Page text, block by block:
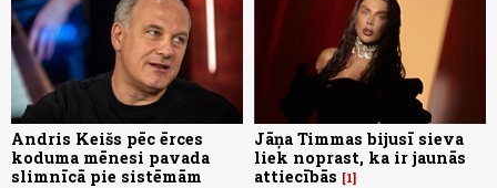
Andris Keišs pēc ērces
koduma mēnesi pavada
slimnīcā pie sistēmām
Jāņa Timmas bijusī sieva
liek noprast, ka ir jaunās
attiecībās
1